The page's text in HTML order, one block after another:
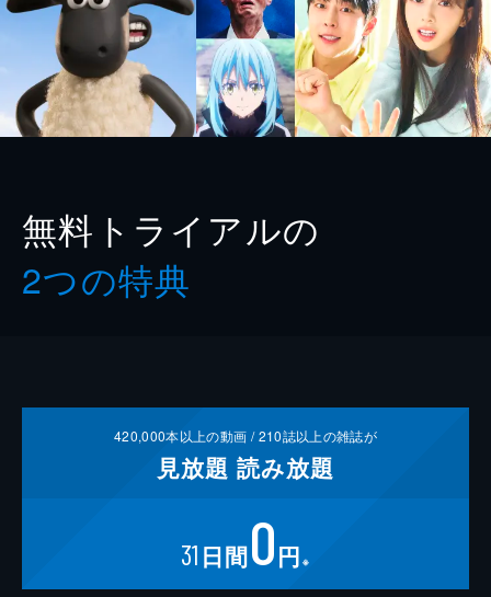
無料トライアルの
2つの特典
420,000本以上の動画 /210誌以上の雑誌が
見放題 読み放題
31 日間0円 ※